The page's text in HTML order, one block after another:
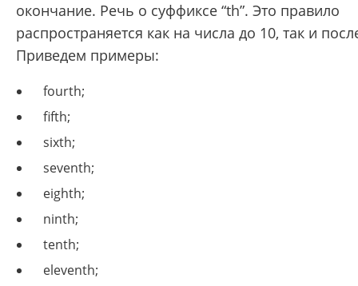
окончание. Речь о суффиксе “th”. Это правило
распространяется как на числа до 10, так и
Приведем примеры:
fourth;
fifth;
sixth;
seventh;
eighth;
ninth;
tenth;
eleventh;